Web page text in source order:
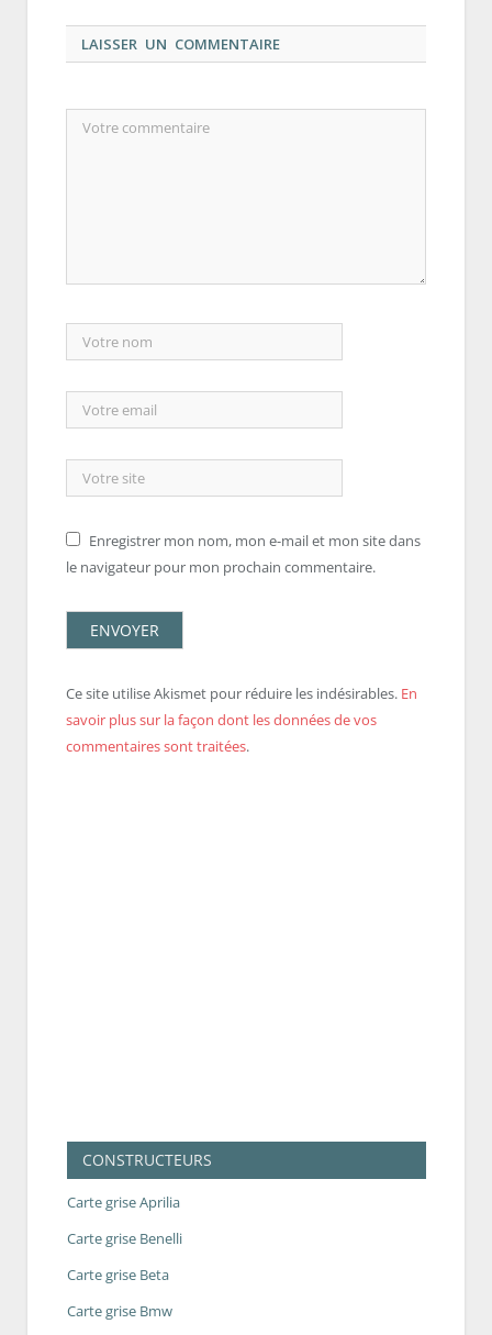
LAISSER UN COMMENTAIRE
Enregistrer mon nom, mon e-mail et mon site dans
le navigateur pour mon prochain commentaire.
Ce site utilise Akismet pour réduire les indésirables. En
savoir plus sur la façon dont les données de vos
commentaires sont traitées.
CONSTRUCTEURS
Carte grise Aprilia
Carte grise Benelli
Carte grise Beta
Carte grise Bmw